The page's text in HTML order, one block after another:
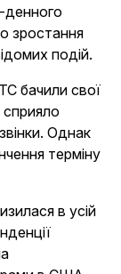
денного
зростання
подій.
бачили свої
сприяло
Однак
терміну
в усій